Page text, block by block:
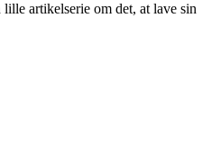
artikelserie om det, at lave sin